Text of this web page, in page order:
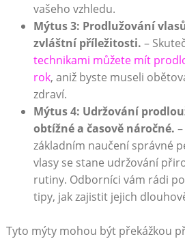
vašeho vzhledu.
Mýtus 3: Prodlužování
zvláštní příležitosti. –
technikami můžete mít
rok, aniž byste museli
zdraví.
Mýtus 4: Udržování
obtížné a časově náročné.
základním naučení správné
vlasy se stane udržování
rutiny. Odborníci vám rádi
tipy, jak zajistit jejich
Tyto mýty mohou být překážkou